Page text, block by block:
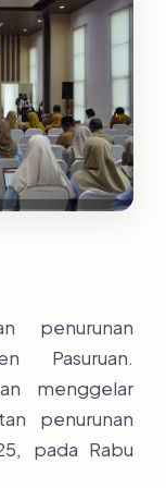
penurunan
Pasuruan.
menggelar
penurunan
pada Rabu